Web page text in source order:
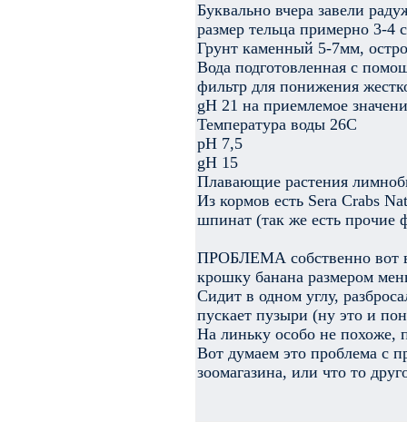
Буквально вчера завели
размер тельца примерно 3-4
Грунт каменный 5-7мм,
Вода подготовленная с
фильтр для понижения
gH 21 на приемлемое
Температура воды 26С
pH 7,5
gH 15
Плавающие растения
Из кормов есть Sera Crabs
шпинат (так же есть прочие
ПРОБЛЕМА собственно вот
крошку банана размером
Сидит в одном углу,
пускает пузыри (ну это и
На линьку особо не похоже,
Вот думаем это проблема с
зоомагазина, или что то